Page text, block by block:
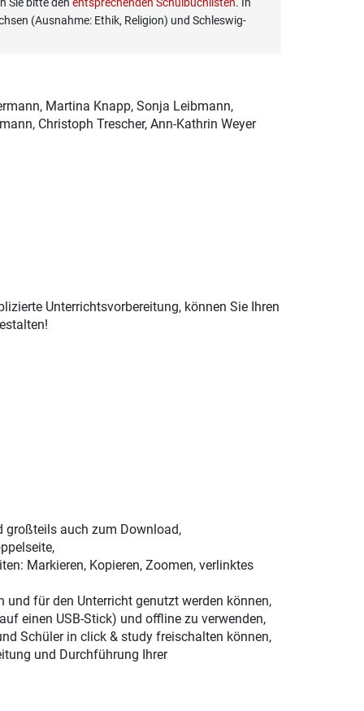
(Ausnahme: Ethik, Religion) und Schleswig-
Martina Knapp, Sonja Leibmann,
Christoph Trescher, Ann-Kathrin Weyer
Unterrichtsvorbereitung, können Sie Ihren
großteils auch zum Download,
Markieren, Kopieren, Zoomen, verlinktes
für den Unterricht genutzt werden können,
einen USB-Stick) und offline zu verwenden,
Schüler in click & study freischalten können,
und Durchführung Ihrer